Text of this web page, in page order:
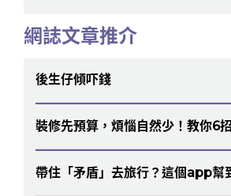
網誌文章推介
後生仔傾吓錢
裝修先預算，煩惱自然少！教你6
帶住「矛盾」去旅行？這個app幫